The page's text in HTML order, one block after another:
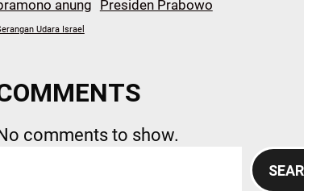
anung Presiden Prabowo
Udara Israel
comments to show.